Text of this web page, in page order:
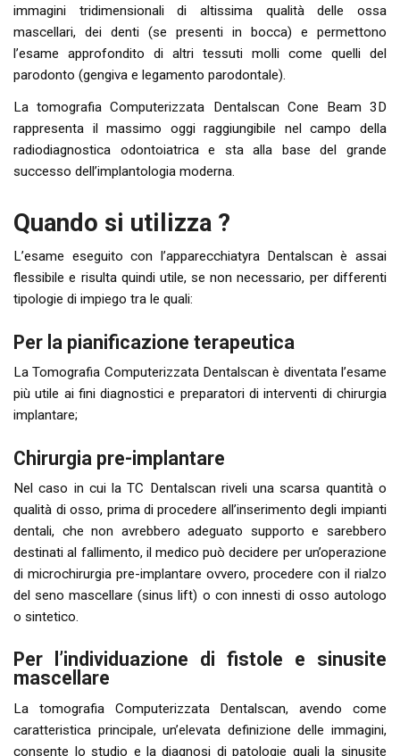
immagini tridimensionali di altissima qualità delle ossa
mascellari, dei denti (se presenti in bocca) e permettono
l’esame approfondito di altri tessuti molli come quelli del
parodonto (gengiva e legamento parodontale).
La tomografia Computerizzata Dentalscan Cone Beam 3D
rappresenta il massimo oggi raggiungibile nel campo della
radiodiagnostica odontoiatrica e sta alla base del grande
successo dell’implantologia moderna.
Quando si utilizza ?
L’esame eseguito con l’apparecchiatyra Dentalscan è assai
flessibile e risulta quindi utile, se non necessario, per differenti
tipologie di impiego tra le quali:
Per la pianificazione terapeutica
La Tomografia Computerizzata Dentalscan è diventata l’esame
più utile ai fini diagnostici e preparatori di interventi di chirurgia
implantare;
Chirurgia pre-implantare
Nel caso in cui la TC Dentalscan riveli una scarsa quantità o
qualità di osso, prima di procedere all’inserimento degli impianti
dentali, che non avrebbero adeguato supporto e sarebbero
destinati al fallimento, il medico può decidere per un’operazione
di microchirurgia pre-implantare ovvero, procedere con il rialzo
del seno mascellare (sinus lift) o con innesti di osso autologo
o sintetico.
Per l’individuazione di fistole e sinusite
mascellare
La tomografia Computerizzata Dentalscan, avendo come
caratteristica principale, un’elevata definizione delle immagini,
consente lo studio e la diagnosi di patologie quali la sinusite